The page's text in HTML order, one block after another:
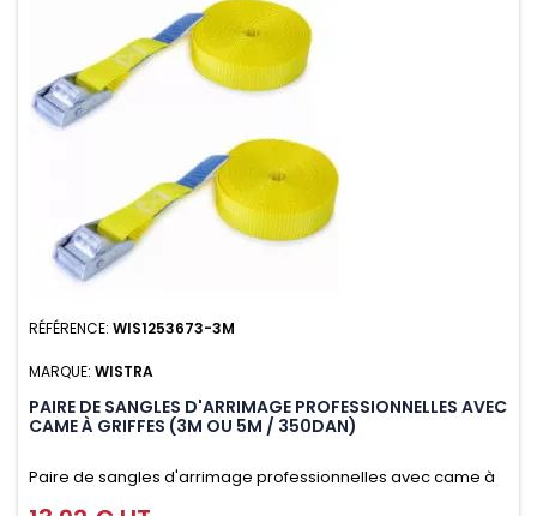
RÉFÉRENCE: WIS1253673-3M
MARQUE: WISTRA
PAIRE DE SANGLES D'ARRIMAGE PROFESSIONNELLES AVEC
CAME À GRIFFES (3M OU 5M / 350DAN)
Paire de sangles d'arrimage professionnelles avec came à